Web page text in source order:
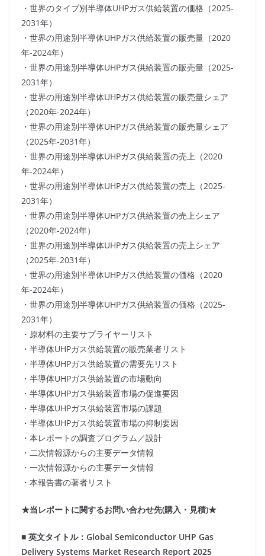
・世界のタイプ別半導体UHPガス供給装置の価格（2025-
2031年）
・世界の用途別半導体UHPガス供給装置の販売量（2020
年-2024年）
・世界の用途別半導体UHPガス供給装置の販売量（2025-
2031年）
・世界の用途別半導体UHPガス供給装置の販売量シェア
（2020年-2024年）
・世界の用途別半導体UHPガス供給装置の販売量シェア
（2025年-2031年）
・世界の用途別半導体UHPガス供給装置の売上（2020
年-2024年）
・世界の用途別半導体UHPガス供給装置の売上（2025-
2031年）
・世界の用途別半導体UHPガス供給装置の売上シェア
（2020年-2024年）
・世界の用途別半導体UHPガス供給装置の売上シェア
（2025年-2031年）
・世界の用途別半導体UHPガス供給装置の価格（2020
年-2024年）
・世界の用途別半導体UHPガス供給装置の価格（2025-
2031年）
・原材料の主要サプライヤーリスト
・半導体UHPガス供給装置の販売業者リスト
・半導体UHPガス供給装置の需要先リスト
・半導体UHPガス供給装置の市場動向
・半導体UHPガス供給装置市場の促進要因
・半導体UHPガス供給装置市場の課題
・半導体UHPガス供給装置市場の抑制要因
・本レポートの調査プログラム／設計
・二次情報源からの主要データ情報
・一次情報源からの主要データ情報
・本報告書の著者リスト
★当レポートに関するお問い合わせ先(購入・見積)★
■ 英文タイトル：Global Semiconductor UHP Gas
Delivery Systems Market Research Report 2025